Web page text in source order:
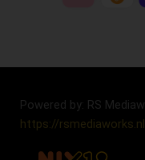
Powered by: RS
https://